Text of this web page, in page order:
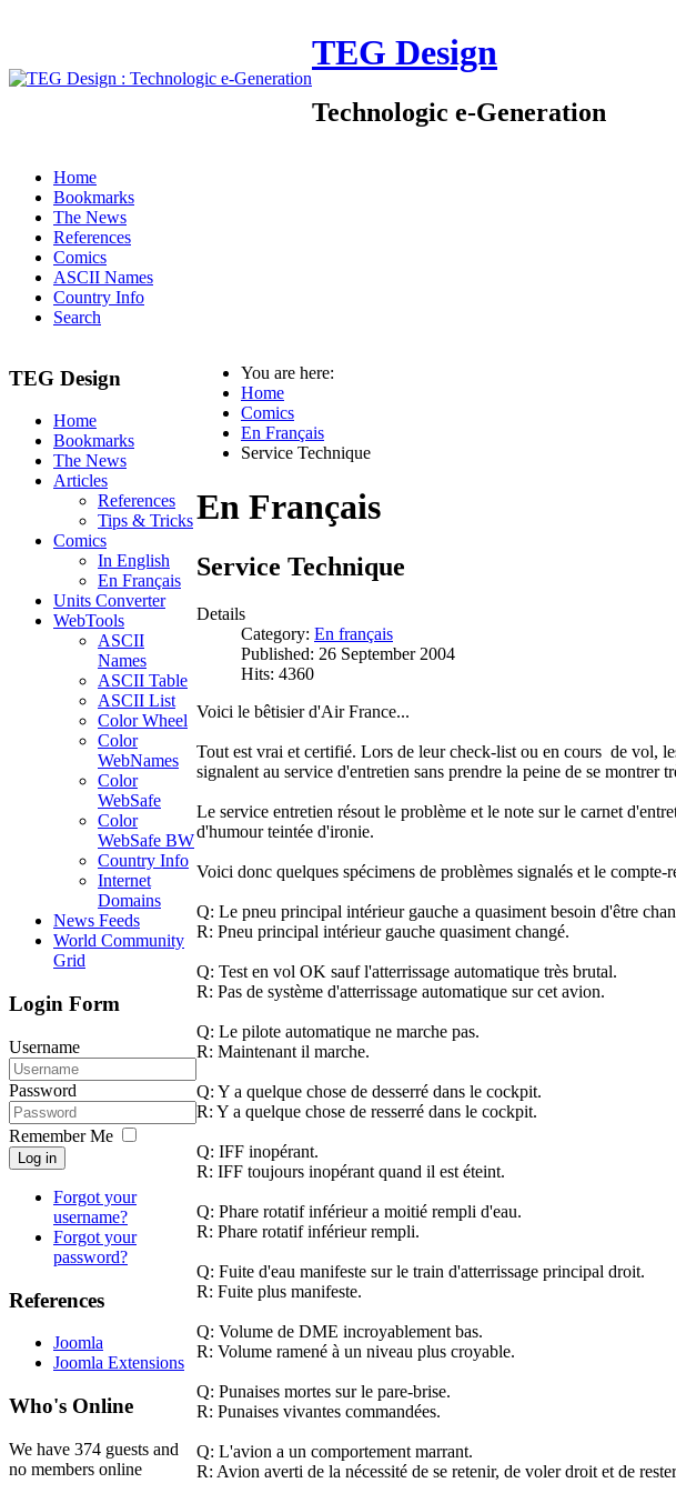
TEG Design
Technologic e-Generation
Home
Bookmarks
The News
References
Comics
ASCII Names
Country Info
Search
TEG Design
Home
Bookmarks
The News
Articles
References
Tips & Tricks
Comics
In English
En Français
Units Converter
WebTools
ASCII
Names
ASCII Table
ASCII List
Color Wheel
Color
WebNames
Color
WebSafe
Color
WebSafe BW
Country Info
Internet
Domains
News Feeds
World Community
Grid
Login Form
Username
Password
Remember Me
Log in
Forgot your
username?
Forgot your
password?
References
Joomla
Joomla Extensions
Who's Online
We have 374 guests and
no members online
You are here:
Home
Comics
En Français
Service Technique
En Français
Service Technique
Details
Category: En français
Published: 26 September 2004
Hits: 4360
Voici le bêtisier d'Air France...
Tout est vrai et certifié. Lors de leur check-list ou en cours de vol,
signalent au service d'entretien sans prendre la peine de se montrer
Le service entretien résout le problème et le note sur le carnet
d'humour teintée d'ironie.
Voici donc quelques spécimens de problèmes signalés et le compte-
Q: Le pneu principal intérieur gauche a quasiment besoin d'être
R: Pneu principal intérieur gauche quasiment changé.
Q: Test en vol OK sauf l'atterrissage automatique très brutal.
R: Pas de système d'atterrissage automatique sur cet avion.
Q: Le pilote automatique ne marche pas.
R: Maintenant il marche.
Q: Y a quelque chose de desserré dans le cockpit.
R: Y a quelque chose de resserré dans le cockpit.
Q: IFF inopérant.
R: IFF toujours inopérant quand il est éteint.
Q: Phare rotatif inférieur a moitié rempli d'eau.
R: Phare rotatif inférieur rempli.
Q: Fuite d'eau manifeste sur le train d'atterrissage principal droit.
R: Fuite plus manifeste.
Q: Volume de DME incroyablement bas.
R: Volume ramené à un niveau plus croyable.
Q: Punaises mortes sur le pare-brise.
R: Punaises vivantes commandées.
Q: L'avion a un comportement marrant.
R: Avion averti de la nécessité de se retenir, de voler droit et de